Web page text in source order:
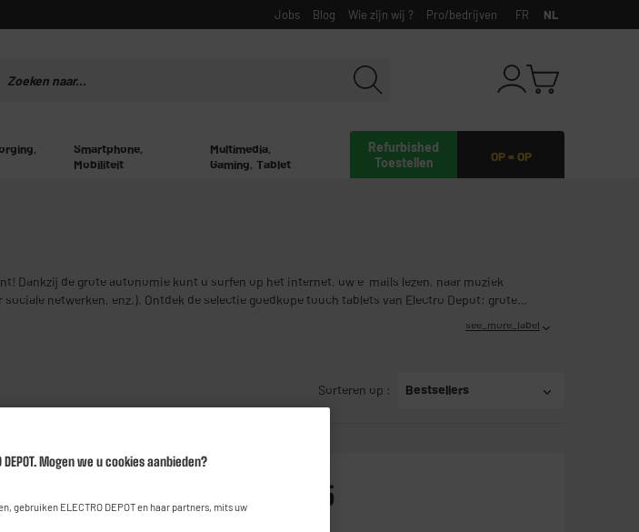
Jobs Blog Wie zijn wij ? Pro/bedrijven FR NL
OP = OP
Refurbished
Toestellen
Smartphone,
Mobiliteit
Multimedia,
Gaming, Tablet
Dankzij de grote autonomie kunt u surfen op het internet, uw e-mails lezen, naar muziek
netwerken, enz.). Ontdek de selectie goedkope touch tablets van Electro Depot: grote
see_more_label
Sorteren op : Bestsellers
11" XIAOMI Redmi Pad 2 128Gb
189 95
DEPOT. Mogen we u cookies aanbieden?
gebruiken ELECTRO DEPOT en haar partners, mits uw